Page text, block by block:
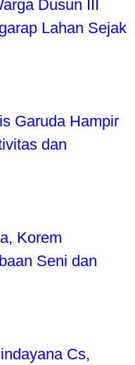
Dusun III
Lahan Sejak
Garuda Hampir
dan
Korem
Seni dan
Cs,